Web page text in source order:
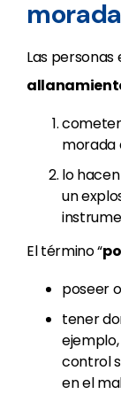
Las
morada
lo
un
El término “
poseer
tener
control
en el